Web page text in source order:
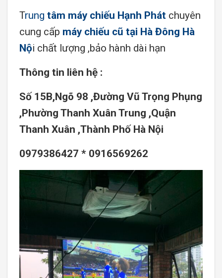
Trung tâm máy chiếu Hạnh Phát chuyên
cung cấp máy chiếu cũ tại Hà Đông Hà
Nội chất lượng ,bảo hành dài hạn
Thông tin liên hệ :
Số 15B,Ngõ 98 ,Đường Vũ Trọng Phụng
,Phường Thanh Xuân Trung ,Quận
Thanh Xuân ,Thành Phố Hà Nội
0979386427 * 0916569262